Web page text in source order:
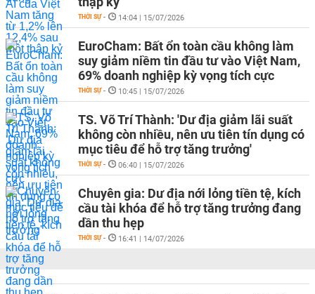
THỜI SỰ - 14:04 | 15/07/2026
EuroCham: Bất ổn toàn cầu không làm
suy giảm niềm tin đầu tư vào Việt Nam,
69% doanh nghiệp kỳ vọng tích cực
THỜI SỰ - 10:45 | 15/07/2026
TS. Võ Trí Thành: 'Dư địa giảm lãi suất
không còn nhiều, nên ưu tiên tín dụng có
mục tiêu để hỗ trợ tăng trưởng'
THỜI SỰ - 06:40 | 15/07/2026
Chuyên gia: Dư địa nới lỏng tiền tệ, kích
cầu tài khóa để hỗ trợ tăng trưởng đang
dần thu hẹp
THỜI SỰ - 16:41 | 14/07/2026